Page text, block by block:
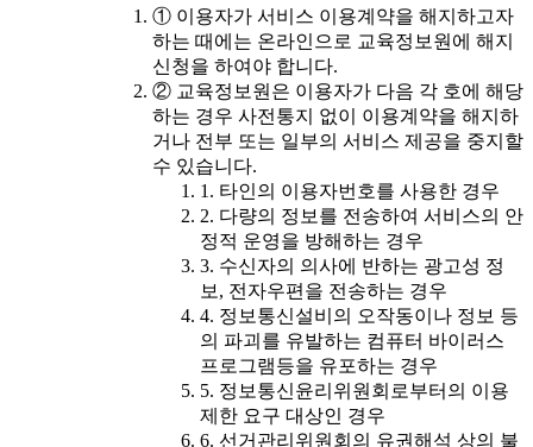
① 이용자가 서비스 이용계약을 해지하고자
하는 때에는 온라인으로 교육정보원에 해지
신청을 하여야 합니다.
② 교육정보원은 이용자가 다음 각 호에 해당
하는 경우 사전통지 없이 이용계약을 해지하
거나 전부 또는 일부의 서비스 제공을 중지할
수 있습니다.
1. 타인의 이용자번호를 사용한 경우
2. 다량의 정보를 전송하여 서비스의 안
정적 운영을 방해하는 경우
3. 수신자의 의사에 반하는 광고성 정
보, 전자우편을 전송하는 경우
4. 정보통신설비의 오작동이나 정보 등
의 파괴를 유발하는 컴퓨터 바이러스
프로그램등을 유포하는 경우
5. 정보통신윤리위원회로부터의 이용
제한 요구 대상인 경우
6. 선거관리위원회의 유권해석 상의 불